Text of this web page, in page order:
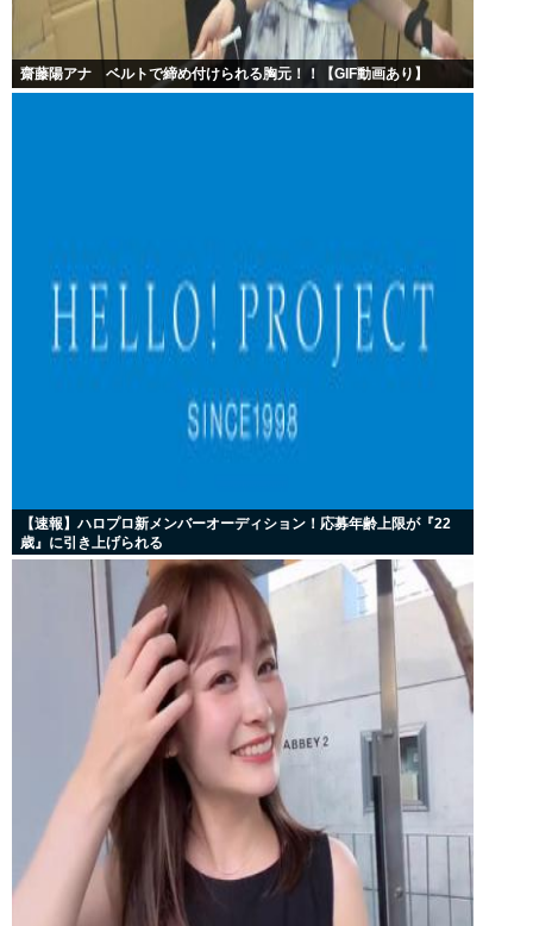
齋藤陽アナ ベルトで締め付けられる胸元！！【GIF動画あり】
【速報】ハロプロ新メンバーオーディション！応募年齢上限が『22
歳』に引き上げられる